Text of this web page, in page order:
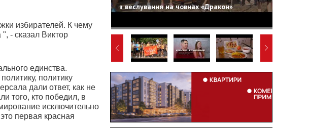
избирателей. К чему
- сказал Виктор
единства.
политику
дали ответ, как не
того, кто победил, в
исключительно
первая красная
з веслування на човнах «Дракон»